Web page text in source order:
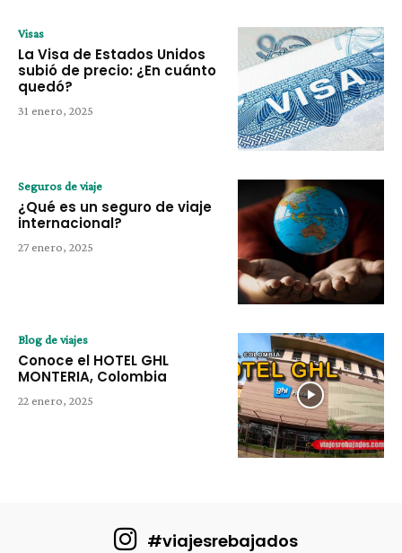
Visas
La Visa de Estados Unidos
subió de precio: ¿En cuánto
quedó?
31 enero, 2025
Seguros de viaje
¿Qué es un seguro de viaje
internacional?
27 enero, 2025
Blog de viajes
Conoce el HOTEL GHL
MONTERIA, Colombia
22 enero, 2025
#viajesrebajados